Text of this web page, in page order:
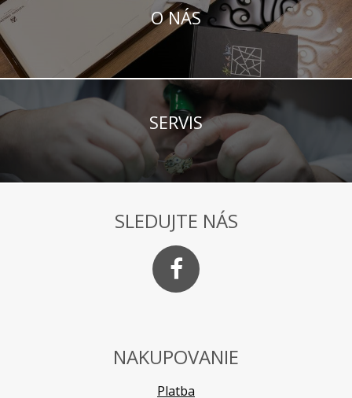
O NÁS
SERVIS
SLEDUJTE NÁS
NAKUPOVANIE
Platba